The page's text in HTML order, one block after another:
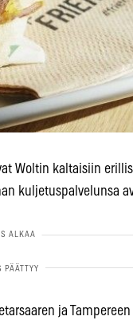
Woltin kaltaisiin
kuljetuspalvelunsa
ja